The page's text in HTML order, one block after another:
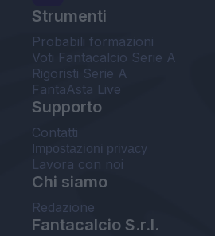
Strumenti
Probabili formazioni
Voti Fantacalcio Serie A
Rigoristi Serie A
FantaAsta Live
Supporto
Contatti
Impostazioni privacy
Lavora con noi
Chi siamo
Redazione
Fantacalcio S.r.l.